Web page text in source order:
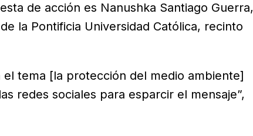
de acción es Nanushka Santiago Guerra,
la Pontificia Universidad Católica, recinto
tema [la protección del medio ambiente]
redes sociales para esparcir el mensaje”,